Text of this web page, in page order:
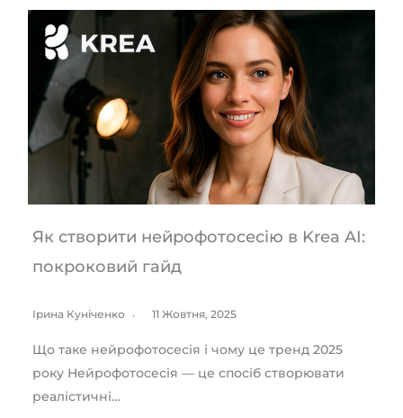
Як створити нейрофотосесію в Krea AI:
покроковий гайд
Ірина Куніченко 11 Жовтня, 2025
Що таке нейрофотосесія і чому це тренд 2025
року Нейрофотосесія — це спосіб створювати
реалістичні…